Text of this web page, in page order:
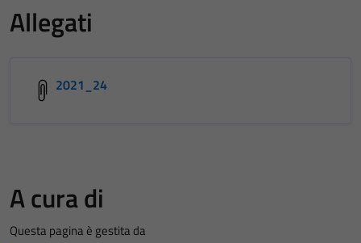
Allegati
2021_24
A cura di
Questa pagina è gestita da